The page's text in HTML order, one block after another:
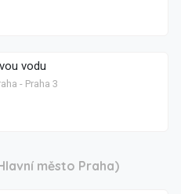
vodu
- Praha 3
město Praha)